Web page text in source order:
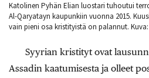
Katolinen Pyhän Elian luostari tuhoutui
Al-Qaryatayn kaupunkiin vuonna 2015.
vain pieni osa kristityistä on palannut.
Syyrian kristityt ovat
Assadin kaatumisesta ja olleet